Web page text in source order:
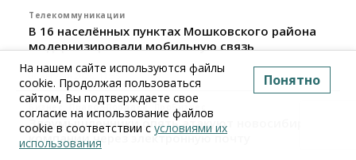
Телекоммуникации
В 16 населённых пунктах Мошковского района
модернизировали мобильную связь
06 августа 2026, 11:35
Бизнес Право&Порядок ПроБизнес
Злоумышленники опять атакуют новосибирские
компании через электронную почту
На нашем сайте используются файлы
cookie. Продолжая пользоваться
сайтом, Вы подтверждаете свое
согласие на использование файлов
cookie в соответствии с условиями их
использования
Понятно